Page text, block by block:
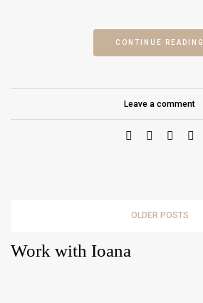
CONTINUE READING
Leave a comment
OLDER POSTS
Work with Ioana